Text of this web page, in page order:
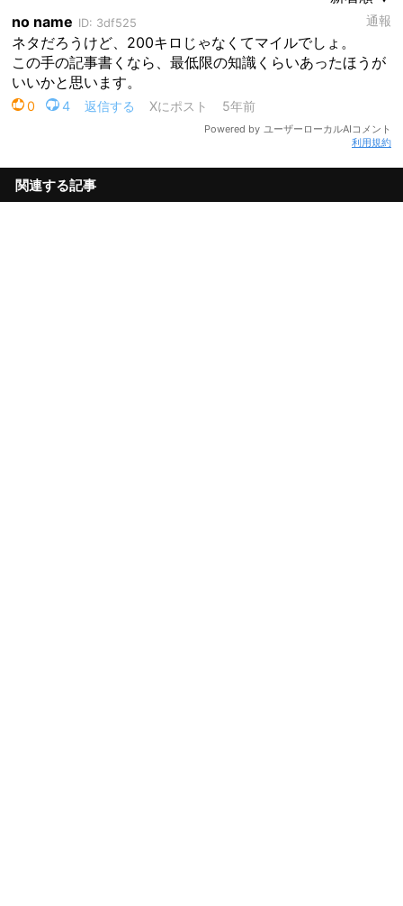
利用規約
関連する記事